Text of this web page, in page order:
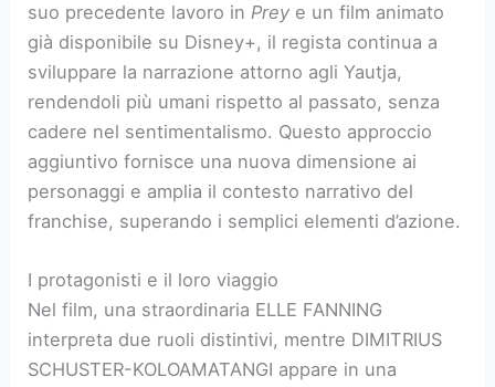
suo precedente lavoro inPrey e un film animato
già disponibile su Disney+, il regista continua a
sviluppare la narrazione attorno agli Yautja,
rendendoli più umani rispetto al passato, senza
cadere nel sentimentalismo. Questo approccio
aggiuntivo fornisce una nuova dimensione ai
personaggi e amplia il contesto narrativo del
franchise, superando i semplici elementi d’azione.
I protagonisti e il loro viaggio
Nel film, una straordinaria ELLE FANNING
interpreta due ruoli distintivi, mentre DIMITRIUS
SCHUSTER-KOLOAMATANGI appare in una